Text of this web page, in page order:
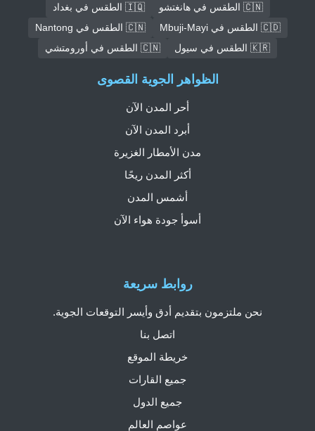
🇨🇳 الطقس في هانغتشو
🇮🇶 الطقس في بغداد
🇨🇩 الطقس في Mbuji-Mayi
🇨🇳 الطقس في Nantong
🇰🇷 الطقس في سيول
🇨🇳 الطقس في أورومتشي
روابط سريعة
نحن ملتزمون بتقديم أدق وأيسر التوقعات الجوية.
اتصل بنا
خريطة الموقع
جميع القارات
جميع الدول
عواصم العالم
الظواهر الجوية القصوى
أحر المدن الآن
أبرد المدن الآن
مدن الأمطار الغزيرة
أكثر المدن ريحًا
أشمس المدن
أسوأ جودة هواء الآن